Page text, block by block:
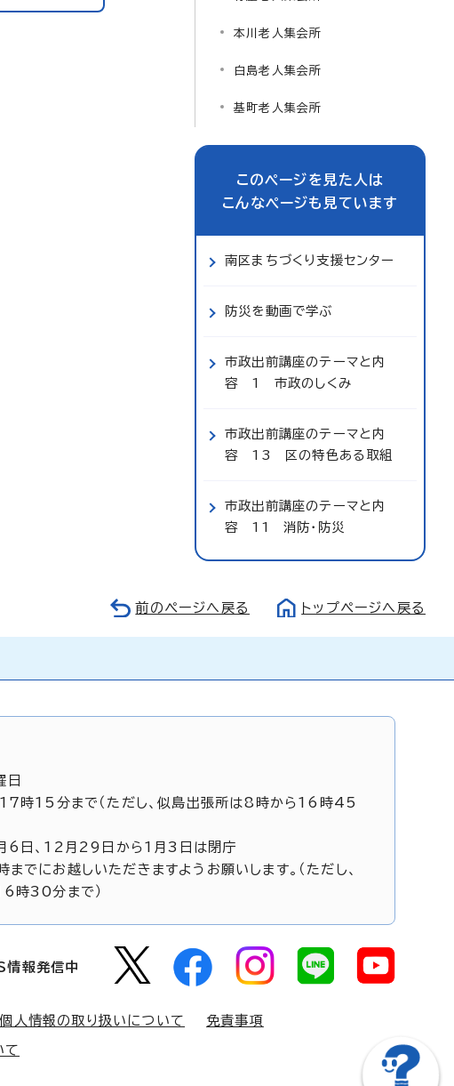
本川老人集会所
白島老人集会所
基町老人集会所
このページを見た人は
こんなページも見ています
南区まちづくり支援センター
防災を動画で学ぶ
市政出前講座のテーマと内
容 1 市政のしくみ
市政出前講座のテーマと内
容 13 区の特色ある取組
市政出前講座のテーマと内
容 11 消防・防災
前のページへ戻る トップページへ戻る
日
時15分まで（ただし、似島出張所は8時から16時45
6日、12月29日から1月3日は閉庁
でにお越しいただきますようお願いします。（ただし、
時30分まで）
情報発信中
個人情報の取り扱いについて 免責事項
て